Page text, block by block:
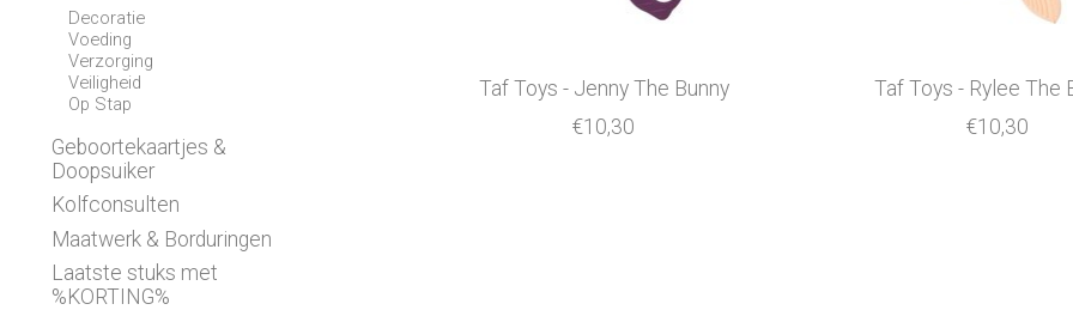
Decoratie
Voeding
Verzorging
Veiligheid
Op Stap
Geboortekaartjes &
Doopsuiker
Kolfconsulten
Maatwerk & Borduringen
Laatste stuks met
%KORTING%
Taf Toys - Jenny The Bunny
€10,30
Taf Toys - Rylee The
€10,30